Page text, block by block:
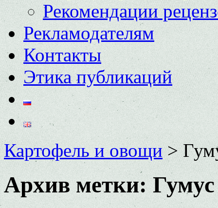
Рекомендации
Рекламодателям
Контакты
Этика публикаций
Картофель и овощи>
Архив метки:Гумус